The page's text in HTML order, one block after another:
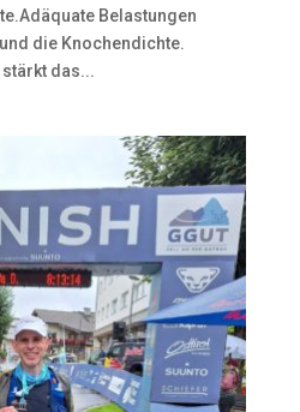
Belastungen
die Knochendichte.
das...